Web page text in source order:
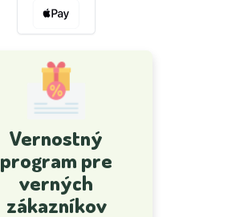
Vernostný
program pre
verných
zákazníkov